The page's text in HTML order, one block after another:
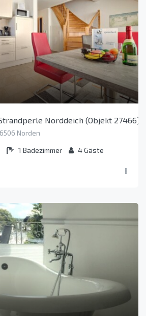
Norddeich (Objekt 27466)
Norden
1 Badezimmer 4Gäste